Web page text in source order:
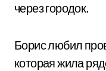
через городок.
Борис любил
которая жила